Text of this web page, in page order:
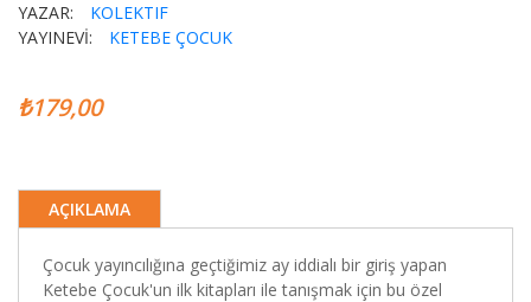
YAZAR:
KOLEKTIF
YAYINEVİ:
KETEBE ÇOCUK
₺179,00
AÇIKLAMA
Çocuk yayıncılığına geçtiğimiz ay iddialı bir giriş yapan
Ketebe Çocuk'un ilk kitapları ile tanışmak için bu özel